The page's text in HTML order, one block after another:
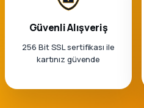
Güvenli Alışveriş
256 Bit SSL sertifikası ile
kartınız güvende